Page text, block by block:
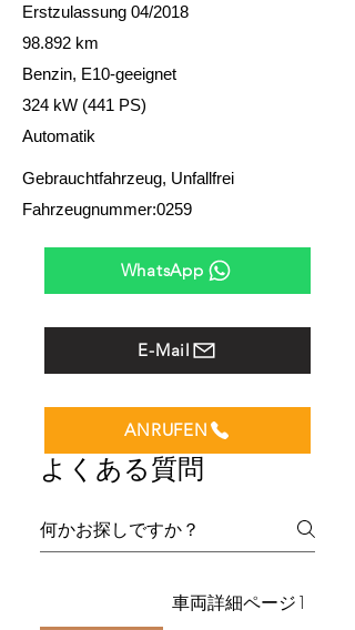
Erstzulassung 04/2018
98.892 km
Benzin, E10-geeignet
324 kW (441 PS)
Automatik
Gebrauchtfahrzeug, Unfallfrei
Fahrzeugnummer:0259
WhatsApp
E-Mail
ANRUFEN
よくある質問
車両詳細ページ1